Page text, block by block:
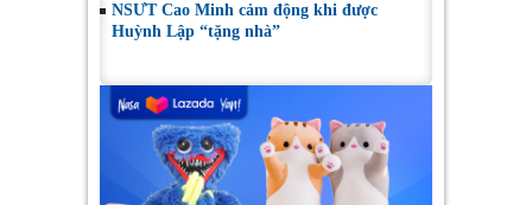
NSƯT Cao Minh cảm động khi được
Huỳnh Lập “tặng nhà”